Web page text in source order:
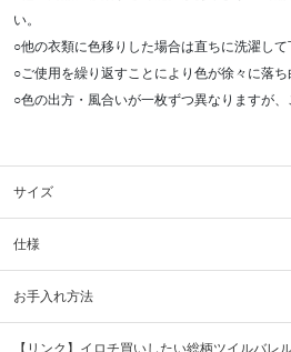
い。
○他の衣類に色移りした場合は直ちに洗濯して
○ご使用を繰り返すことにより色が徐々に落ち
○色の出方・風合いが一枚ずつ異なりますが、
サイズ
仕様
お手入れ方法
【リンク】イロチ買いしたい総柄ツイルバレ